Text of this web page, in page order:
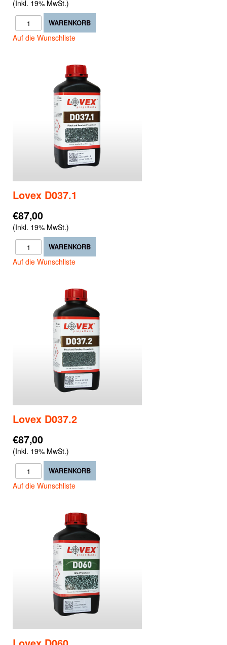
(Inkl. 19% MwSt.)
Auf die Wunschliste
Lovex D037.1
€87,00
(Inkl. 19% MwSt.)
Auf die Wunschliste
Lovex D037.2
€87,00
(Inkl. 19% MwSt.)
Auf die Wunschliste